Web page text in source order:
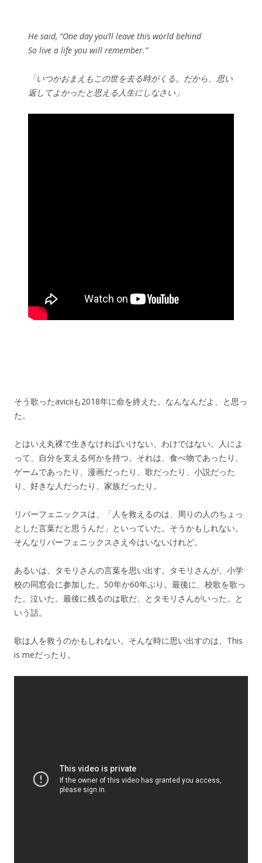
He said, “One day you’ll leave this world behind
So live a life you will remember.”
「いつかおまえもこの世を去る時がくる。だから、思い
返してよかったと思える人生にしなさい」
そう歌ったaviciiも2018年に命を終えた。なんなんだよ、と思っ
た。
とはいえ丸裸で生きなければいけない、わけではない。人によ
って、自分を支える何かを持つ。それは、食べ物であったり、
ゲームであったり、漫画だったり、歌だったり、小説だった
り、好きな人だったり、家族だったり。
リバーフェニックスは、「人を救えるのは、周りの人のちょっ
とした言葉だと思うんだ」といっていた。そうかもしれない。
そんなリバーフェニックスさえ今はいないけれど。
あるいは、タモリさんの言葉を思い出す。タモリさんが、小学
校の同窓会に参加した。50年か60年ぶり。最後に、校歌を歌っ
た。泣いた。最後に残るのは歌だ、とタモリさんがいった。と
いう話。
歌は人を救うのかもしれない。そんな時に思い出すのは、This
is meだったり。